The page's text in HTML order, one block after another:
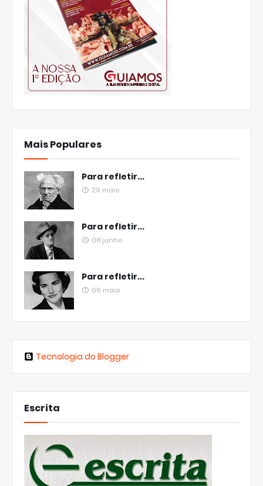
Mais Populares
Para refletir...
29 maio
Para refletir...
08 junho
Para refletir...
06 maio
Tecnologia do Blogger
Escrita